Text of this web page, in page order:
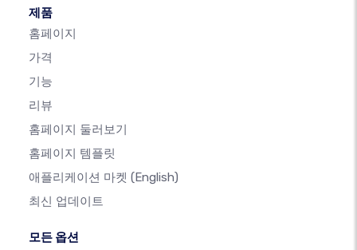
제품
홈페이지
가격
기능
리뷰
홈페이지 둘러보기
홈페이지 템플릿
애플리케이션 마켓 (English)
최신 업데이트
모든 옵션